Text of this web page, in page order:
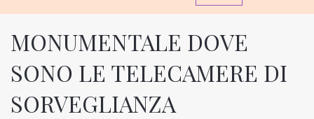
HOME
MONUMENTALE DOVE
SONO LE TELECAMERE DI
SORVEGLIANZA